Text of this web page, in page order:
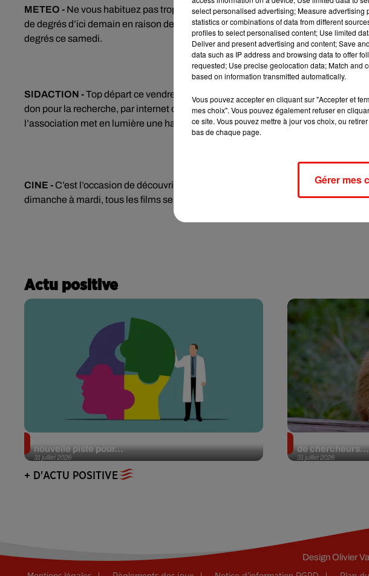
METEO - Ne vous habituez pas trop vite à la douceur des températures de ces
de degrés d’ici demain en raison de l’arrivée d’une masse d’air polaire maritime.
degrés ce samedi.
SIDACTION -Top départ ce vendredi du Sidaction qui fête ses 30 ans cette
don pour la recherche, par internet ou par un SMS, en envoyant DON au 92110
l’association met en lumière une hausse alarmante des idées reçues sur le VIH
CINE - C’est l’occasion de découvrir les derniers films à petit prix. Le Printemps
dimanche à mardi, tous les films seront accessibles à 5 euros, sauf pour les
Actu positive
31 juillet 2026
nouvelle piste pour...
31 juillet 2026
de chercheurs...
+ D'ACTU POSITIVE
DesignOlivier
select personalised advertising; Measure
statistics or combinations of data from different
profiles to select personalised content; Use limited
Deliver and present advertising and content; Save
data such as IP address and browsing data to offer
requested; Use precise geolocation data; Match and
based on information transmitted automatically.
Vous pouvez accepter en cliquant sur "Accepter et
mes choix". Vous pouvez également refuser en
ce site. Vous pouvez mettre à jour vos choix, ou
bas de chaque page.
Gérer mes